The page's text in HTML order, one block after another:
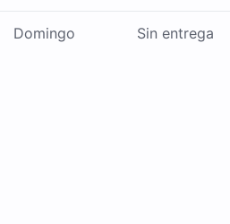
Domingo Sin entrega